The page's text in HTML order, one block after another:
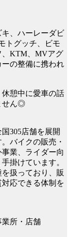
、ハーレーダビ
トグッチ、ビモ
、KTM、MVアグ
の整備に携われ
憩中に愛車の話
せん◎
305店舗を展開
バイクの販売・
業、ライダー向
掛けています。
扱っており、販
応できる体制を
所・店舗